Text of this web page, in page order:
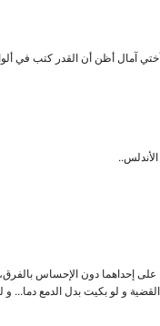
آمال أظن أن القدر كتب في
إحداهما دون الإحساس
و لو بكيت بدل الدمع دما...